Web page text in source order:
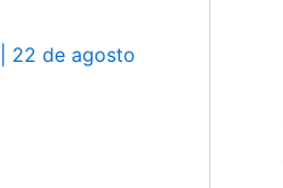
22 de agosto